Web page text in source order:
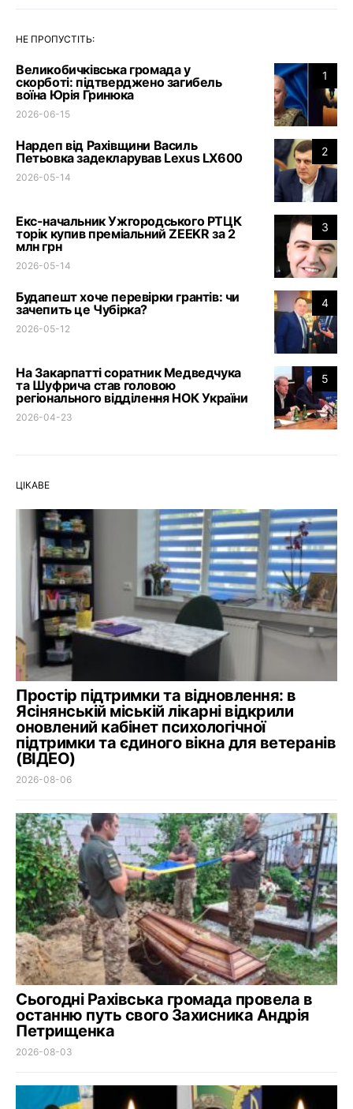
НЕ ПРОПУСТІТЬ:
1
Великобичківська громада у
скорботі: підтверджено загибель
воїна Юрія Гринюка
2026-06-15
2
Нардеп від Рахівщини Василь
Петьовка задекларував Lexus LX600
2026-05-14
3
Екс-начальник Ужгородського РТЦК
торік купив преміальний ZEEKR за 2
млн грн
2026-05-14
4
Будапешт хоче перевірки грантів: чи
зачепить це Чубірка?
2026-05-12
5
На Закарпатті соратник Медведчука
та Шуфрича став головою
регіонального відділення НОК України
2026-04-23
ЦІКАВЕ
Простір підтримки та відновлення: в
Ясінянській міській лікарні відкрили
оновлений кабінет психологічної
підтримки та єдиного вікна для ветеранів
(ВІДЕО)
2026-08-06
Сьогодні Рахівська громада провела в
останню путь свого Захисника Андрія
Петрищенка
2026-08-03